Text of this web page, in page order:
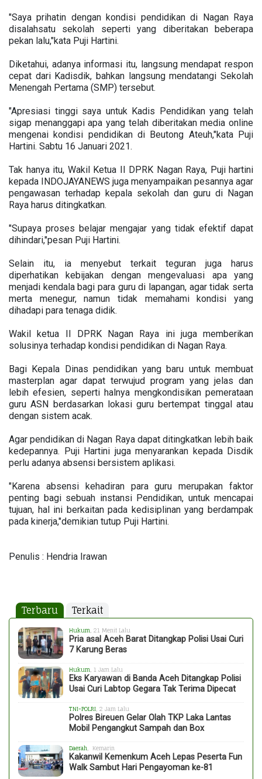
"Saya prihatin dengan kondisi pendidikan di Nagan Raya
disalahsatu sekolah seperti yang diberitakan beberapa
pekan lalu,"kata Puji Hartini.
Diketahui, adanya informasi itu, langsung mendapat respon
cepat dari Kadisdik, bahkan langsung mendatangi Sekolah
Menengah Pertama (SMP) tersebut.
"Apresiasi tinggi saya untuk Kadis Pendidikan yang telah
sigap menanggapi apa yang telah diberitakan media online
mengenai kondisi pendidikan di Beutong Ateuh,"kata Puji
Hartini. Sabtu 16 Januari 2021.
Tak hanya itu, Wakil Ketua II DPRK Nagan Raya, Puji hartini
kepada INDOJAYANEWS juga menyampaikan pesannya agar
pengawasan terhadap kepala sekolah dan guru di Nagan
Raya harus ditingkatkan.
"Supaya proses belajar mengajar yang tidak efektif dapat
dihindari,"pesan Puji Hartini.
Selain itu, ia menyebut terkait teguran juga harus
diperhatikan kebijakan dengan mengevaluasi apa yang
menjadi kendala bagi para guru di lapangan, agar tidak serta
merta menegur, namun tidak memahami kondisi yang
dihadapi para tenaga didik.
Wakil ketua II DPRK Nagan Raya ini juga memberikan
solusinya terhadap kondisi pendidikan di Nagan Raya.
Bagi Kepala Dinas pendidikan yang baru untuk membuat
masterplan agar dapat terwujud program yang jelas dan
lebih efesien, seperti halnya mengkondisikan pemerataan
guru ASN berdasarkan lokasi guru bertempat tinggal atau
dengan sistem acak.
Agar pendidikan di Nagan Raya dapat ditingkatkan lebih baik
kedepannya. Puji Hartini juga menyarankan kepada Disdik
perlu adanya absensi bersistem aplikasi.
"Karena absensi kehadiran para guru merupakan faktor
penting bagi sebuah instansi Pendidikan, untuk mencapai
tujuan, hal ini berkaitan pada kedisiplinan yang berdampak
pada kinerja,"demikian tutup Puji Hartini.
Penulis : Hendria Irawan
Terbaru Terkait
Hukum , 21 Menit Lalu
Pria asal Aceh Barat Ditangkap Polisi Usai Curi
7 Karung Beras
Hukum , 1 Jam Lalu
Eks Karyawan di Banda Aceh Ditangkap Polisi
Usai Curi Labtop Gegara Tak Terima Dipecat
TNI-POLRI , 2 Jam Lalu
Polres Bireuen Gelar Olah TKP Laka Lantas
Mobil Pengangkut Sampah dan Box
Daerah , Kemarin
Kakanwil Kemenkum Aceh Lepas Peserta Fun
Walk Sambut Hari Pengayoman ke-81